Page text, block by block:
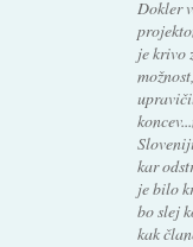
Dokler
je krivo
kar
je bilo
bo slej
kak